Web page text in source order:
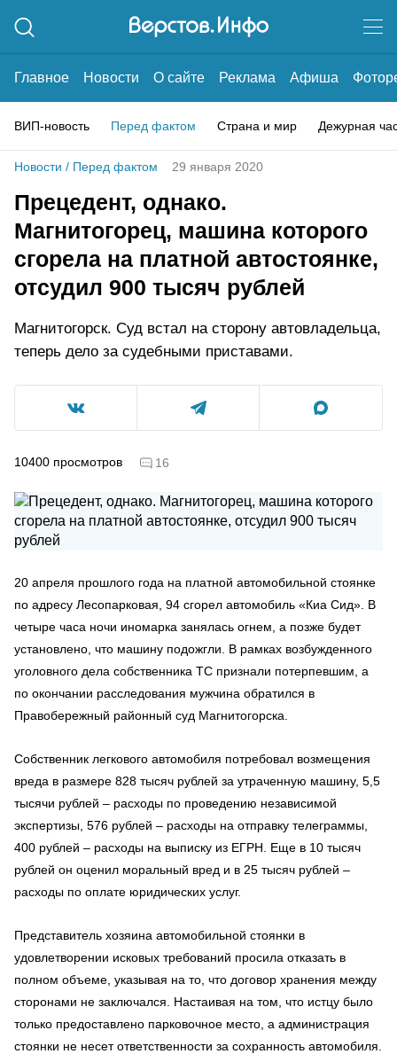
Главное Новости О сайте Реклама Афиша
ВИП-новость Перед фактом Страна и мир Дежурная
Новости / Перед фактом 29 января 2020
Прецедент, однако.
Магнитогорец, машина которого
сгорела на платной автостоянке,
отсудил 900 тысяч рублей
Магнитогорск. Суд встал на сторону автовладельца,
теперь дело за судебными приставами.
10400 просмотров 16
20 апреля прошлого года на платной автомобильной стоянке
по адресу Лесопарковая, 94 сгорел автомобиль «Киа Сид». В
четыре часа ночи иномарка занялась огнем, а позже будет
установлено, что машину подожгли. В рамках возбужденного
уголовного дела собственника ТС признали потерпевшим, а
по окончании расследования мужчина обратился в
Правобережный районный суд Магнитогорска.
Собственник легкового автомобиля потребовал возмещения
вреда в размере 828 тысяч рублей за утраченную машину, 5,5
тысячи рублей – расходы по проведению независимой
экспертизы, 576 рублей – расходы на отправку телеграммы,
400 рублей – расходы на выписку из ЕГРН. Еще в 10 тысяч
рублей он оценил моральный вред и в 25 тысяч рублей –
расходы по оплате юридических услуг.
Представитель хозяина автомобильной стоянки в
удовлетворении исковых требований просила отказать в
полном объеме, указывая на то, что договор хранения между
сторонами не заключался. Настаивая на том, что истцу было
только предоставлено парковочное место, а администрация
стоянки не несет ответственности за сохранность автомобиля.